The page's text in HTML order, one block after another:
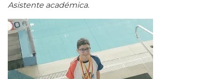
Asistente académica.